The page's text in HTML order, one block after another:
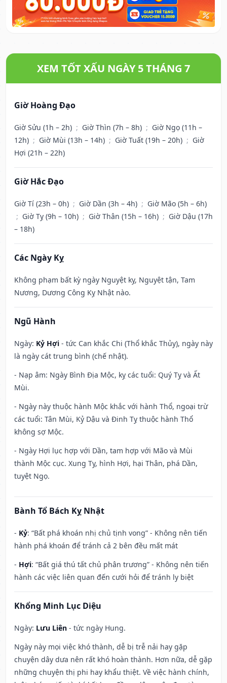
XEM TỐT XẤU NGÀY 5 THÁNG 7
Giờ Hoàng Đạo
Giờ Sửu (1h – 2h) ; Giờ Thìn (7h – 8h) ; Giờ Ngọ (11h –
12h) ; Giờ Mùi (13h – 14h) ; Giờ Tuất (19h – 20h) ; Giờ
Hợi (21h – 22h)
Giờ Hắc Đạo
Giờ Tí (23h – 0h) ; Giờ Dần (3h – 4h) ; Giờ Mão (5h – 6h)
; Giờ Tỵ (9h – 10h) ; Giờ Thân (15h – 16h) ; Giờ Dậu (17h
– 18h)
Các Ngày Kỵ
Không phạm bất kỳ ngày Nguyệt kỵ, Nguyệt tận, Tam
Nương, Dương Công Kỵ Nhật nào.
Ngũ Hành
Ngày: Kỷ Hợi - tức Can khắc Chi (Thổ khắc Thủy), ngày này
là ngày cát trung bình (chế nhật).
- Nạp âm: Ngày Bình Địa Mộc, kỵ các tuổi: Quý Tỵ và Ất
Mùi.
- Ngày này thuộc hành Mộc khắc với hành Thổ, ngoại trừ
các tuổi: Tân Mùi, Kỷ Dậu và Đinh Tỵ thuộc hành Thổ
không sợ Mộc.
- Ngày Hợi lục hợp với Dần, tam hợp với Mão và Mùi
thành Mộc cục. Xung Tỵ, hình Hợi, hại Thân, phá Dần,
tuyệt Ngọ.
Bành Tổ Bách Kỵ Nhật
- Kỷ: “Bất phá khoán nhị chủ tịnh vong” - Không nên tiến
hành phá khoán để tránh cả 2 bên đều mất mát
- Hợi: “Bất giá thú tất chủ phân trương” - Không nên tiến
hành các việc liên quan đến cưới hỏi để tránh ly biệt
Khổng Minh Lục Diệu
Ngày: Lưu Liên - tức ngày Hung.
Ngày này mọi việc khó thành, dễ bị trễ nải hay gặp
chuyện dây dưa nên rất khó hoàn thành. Hơn nữa, dễ gặp
những chuyện thị phi hay khẩu thiệt. Về việc hành chính,